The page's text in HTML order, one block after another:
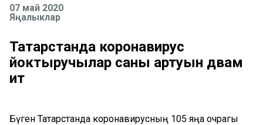
07 май 2020
Яңалыклар
Татарстанда коронавирус
йоктыручылар саны артуын дәвам
итә
Бүген Татарстанда коронавирусның 105 яңа очрагы